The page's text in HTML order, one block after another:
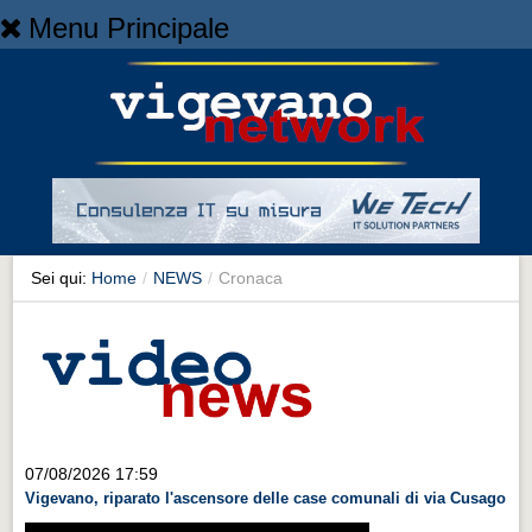
Menu Principale
NEWS
Cronaca
Cronaca
Artes et Artificia
Territorio
Territorio
Sei qui: Home / NEWS / Cronaca
07/08/2026 17:59
Vigevano, riparato l'ascensore delle case comunali di via Cusago